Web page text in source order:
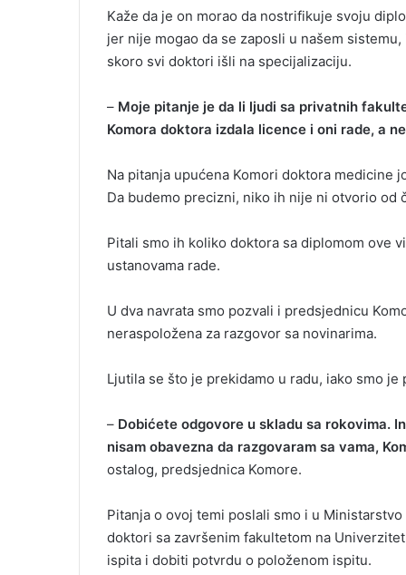
Kaže da je on morao da nostrifikuje svoju
jer nije mogao da se zaposli u našem
skoro svi doktori išli na specijalizaciju.
– Moje pitanje je da li ljudi sa privatnih
Komora doktora izdala licence i oni rade, a
Na pitanja upućena Komori doktora medicine
Da budemo precizni, niko ih nije ni otvorio od
Pitali smo ih koliko doktora sa diplomom ove
ustanovama rade.
U dva navrata smo pozvali i predsjednicu
neraspoložena za razgovor sa novinarima.
Ljutila se što je prekidamo u radu, iako smo
– Dobićete odgovore u skladu sa rokovima.
nisam obavezna da razgovaram sa vama,
ostalog, predsjednica Komore.
Pitanja o ovoj temi poslali smo i u
doktori sa završenim fakultetom na
ispita i dobiti potvrdu o položenom ispitu.